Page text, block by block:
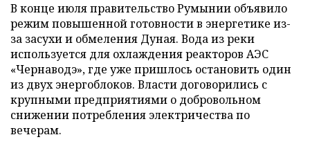
В конце июля правительство Румынии объявило
режим повышенной готовности в энергетике из-
за засухи и обмеления Дуная. Вода из реки
используется для охлаждения реакторов АЭС
«Чернаводэ», где уже пришлось остановить один
из двух энергоблоков. Власти договорились с
крупными предприятиями о добровольном
снижении потребления электричества по
вечерам.